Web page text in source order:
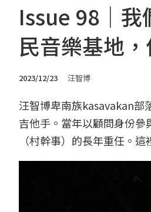
Issue 98｜
民音樂基地
2023/12/23 汪智博
汪智博卑南族kasavakan部
吉他手。當年以顧問身份參
（村幹事）的長年重任。